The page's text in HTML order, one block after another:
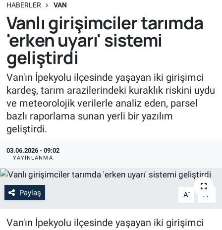
HABERLER VAN
Vanlı girişimciler tarımda
'erken uyarı' sistemi
geliştirdi
Van'ın İpekyolu ilçesinde yaşayan iki girişimci
kardeş, tarım arazilerindeki kuraklık riskini uydu
ve meteorolojik verilerle analiz eden, parsel
bazlı raporlama sunan yerli bir yazılım
geliştirdi.
03.06.2026 - 09:02
YAYINLANMA
Paylaş A- A
Van'ın İpekyolu ilçesinde yaşayan iki girişimci
Süper Lig Puan Durumu ve Fikstür
Tüm Manşetler
Son Dakika Haberleri
Haber Arşivi